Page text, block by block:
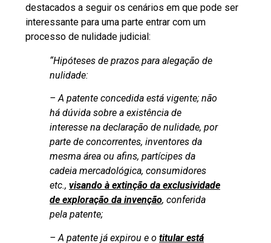
destacados a seguir os cenários em que pode ser
interessante para uma parte entrar com um
processo de nulidade judicial:
“Hipóteses de prazos para alegação de
nulidade:
– A patente concedida está vigente; não
há dúvida sobre a existência de
interesse na declaração de nulidade, por
parte de concorrentes, inventores da
mesma área ou afins, partícipes da
cadeia mercadológica, consumidores
etc., visando à extinção da exclusividade
de exploração da invenção, conferida
pela patente;
– A patente já expirou e o titular está